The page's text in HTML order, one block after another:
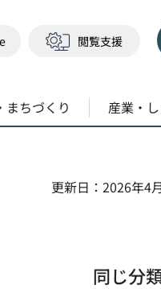
閲覧支援
まちづくり 産業・
更新日：2026年4
同じ分